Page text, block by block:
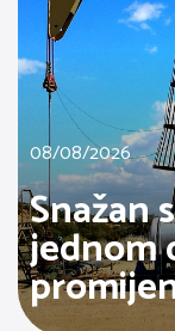
08/08/2026
Snažan
jednom